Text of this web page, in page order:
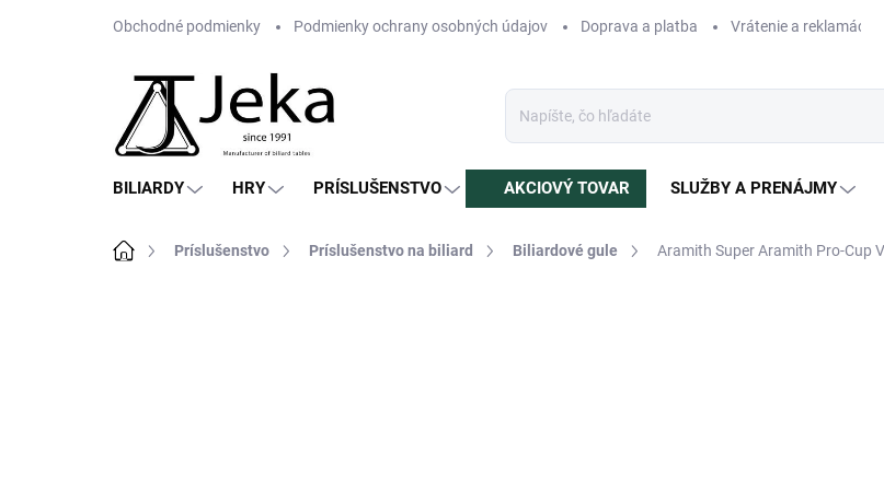
Obchodné podmienky Podmienky ochrany osobných údajov Doprava a platba Vrátenie a reklamácia
BILIARDY HRY PRÍSLUŠENSTVO AKCIOVÝ TOVAR SLUŽBY A PRENÁJMY
DomovPríslušenstvo Príslušenstvo na biliard Biliardové gule Aramith Super Aramith Pro-Cup